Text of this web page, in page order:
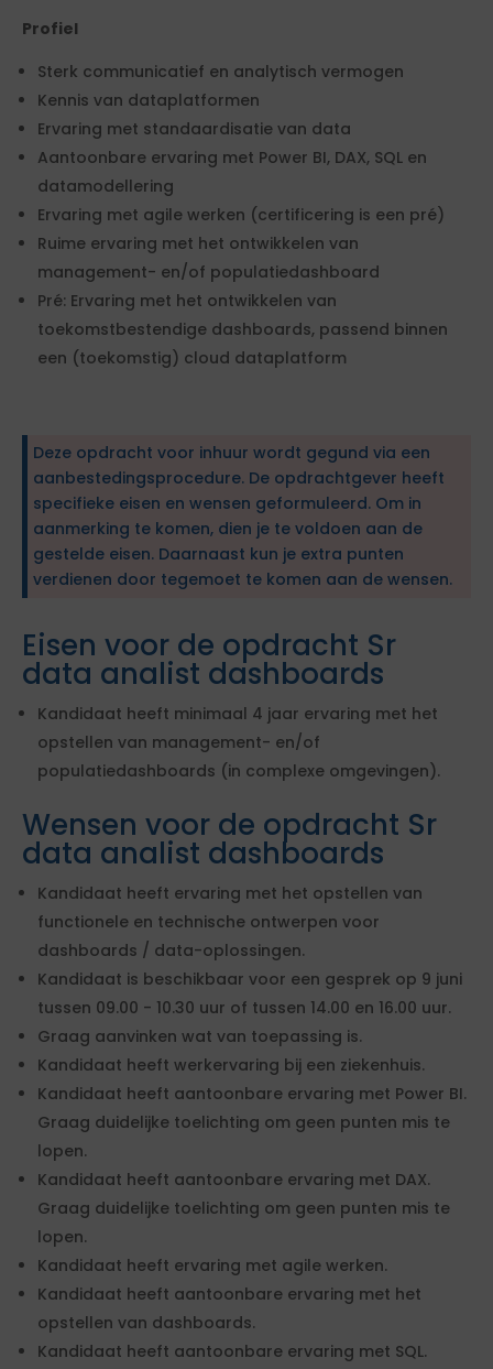
Profiel
Sterk communicatief en analytisch vermogen
Kennis van dataplatformen
Ervaring met standaardisatie van data
Aantoonbare ervaring met Power BI, DAX, SQL en
datamodellering
Ervaring met agile werken (certificering is een pré)
Ruime ervaring met het ontwikkelen van
management- en/of populatiedashboard
Pré: Ervaring met het ontwikkelen van
toekomstbestendige dashboards, passend binnen
een (toekomstig) cloud dataplatform
Deze opdracht voor inhuur wordt gegund via een
aanbestedingsprocedure. De opdrachtgever heeft
specifieke eisen en wensen geformuleerd. Om in
aanmerking te komen, dien je te voldoen aan de
gestelde eisen. Daarnaast kun je extra punten
verdienen door tegemoet te komen aan de wensen.
Eisen voor de opdracht Sr
data analist dashboards
Kandidaat heeft minimaal 4 jaar ervaring met het
opstellen van management- en/of
populatiedashboards (in complexe omgevingen).
Wensen voor de opdracht Sr
data analist dashboards
Kandidaat heeft ervaring met het opstellen van
functionele en technische ontwerpen voor
dashboards / data-oplossingen.
Kandidaat is beschikbaar voor een gesprek op 9 juni
tussen 09.00 - 10.30 uur of tussen 14.00 en 16.00 uur.
Graag aanvinken wat van toepassing is.
Kandidaat heeft werkervaring bij een ziekenhuis.
Kandidaat heeft aantoonbare ervaring met Power BI.
Graag duidelijke toelichting om geen punten mis te
lopen.
Kandidaat heeft aantoonbare ervaring met DAX.
Graag duidelijke toelichting om geen punten mis te
lopen.
Kandidaat heeft ervaring met agile werken.
Kandidaat heeft aantoonbare ervaring met het
opstellen van dashboards.
Kandidaat heeft aantoonbare ervaring met SQL.